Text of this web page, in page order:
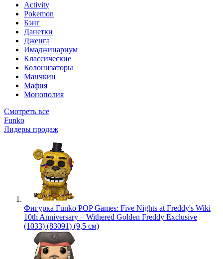
Activity
Pokemon
Бэнг
Данетки
Дженга
Имаджинариум
Классические
Колонизаторы
Манчкин
Мафия
Монополия
Смотреть все
Funko
Лидеры продаж
Фигурка Funko POP Games: Five Nights at Freddy's Wiki
10th Anniversary – Withered Golden Freddy Exclusive
(1033) (83091) (9,5 см)